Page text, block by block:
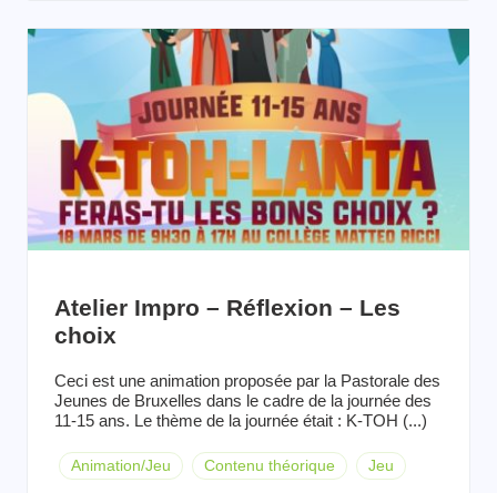
Atelier Impro – Réflexion – Les
choix
Ceci est une animation proposée par la Pastorale des
Jeunes de Bruxelles dans le cadre de la journée des
11-15 ans. Le thème de la journée était : K-TOH (...)
Animation/Jeu Contenu théorique Jeu